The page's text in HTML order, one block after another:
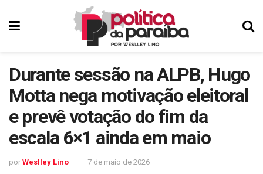
Durante sessão na ALPB, Hugo
Motta nega motivação eleitoral
e prevê votação do fim da
escala 6×1 ainda em maio
por Weslley Lino 7 de maio de 2026